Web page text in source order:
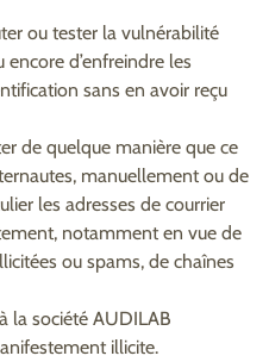
ou tester la vulnérabilité
encore d’enfreindre les
sans en avoir reçu
de quelque manière que ce
manuellement ou de
les adresses de courrier
notamment en vue de
ou spams, de chaînes
la société AUDILAB
illicite.